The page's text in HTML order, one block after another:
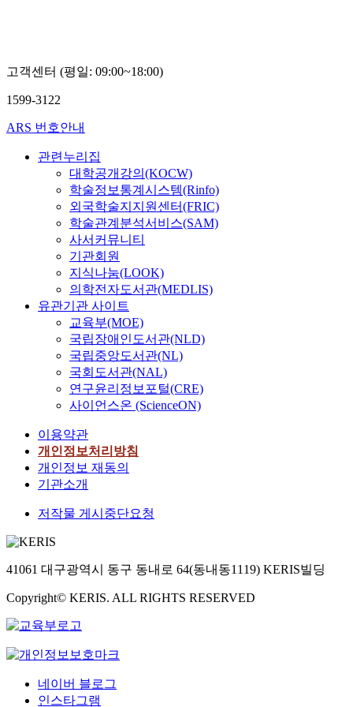
고객센터 (평일: 09:00~18:00)
1599-3122
ARS 번호안내
관련누리집
대학공개강의(KOCW)
학술정보통계시스템(Rinfo)
외국학술지지원센터(FRIC)
학술관계분석서비스(SAM)
사서커뮤니티
기관회원
지식나눔(LOOK)
의학전자도서관(MEDLIS)
유관기관 사이트
교육부(MOE)
국립장애인도서관(NLD)
국립중앙도서관(NL)
국회도서관(NAL)
연구윤리정보포털(CRE)
사이언스온 (ScienceON)
이용약관
개인정보처리방침
개인정보 재동의
기관소개
저작물 게시중단요청
41061 대구광역시 동구 동내로 64(동내동1119) KERIS빌딩
Copyright© KERIS. ALL RIGHTS RESERVED
네이버 블로그
인스타그램